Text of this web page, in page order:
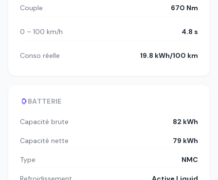
Couple 670 Nm
0 – 100 km/h 4.8 s
Conso réelle 19.8 kWh/100 km
BATTERIE
Capacité brute 82 kWh
Capacité nette 79 kWh
Type NMC